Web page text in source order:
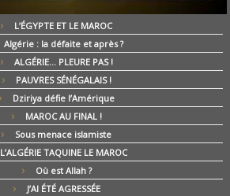
L’ÉGYPTE ET LE MAROC
Algérie : la défaite et après ?
ALGÉRIE… PLEURE PAS !
PAUVRES SÉNÉGALAIS !
Dziriya défie l’Amérique
MAROC AU FINAL !
Sous menace islamiste
L’ALGÉRIE TAQUINE LE MAROC
Où est Allah ?
J’AI ÉTÉ AGRESSÉE